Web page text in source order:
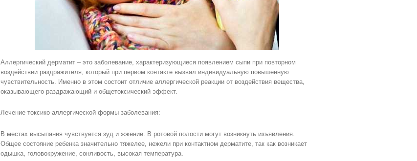
Аллергический дерматит – это заболевание, характеризующиеся появлением сыпи при повторном
воздействии раздражителя, который при первом контакте вызвал индивидуальную повышенную
чувствительность. Именно в этом состоит отличие аллергической реакции от воздействия вещества,
оказывающего раздражающий и общетоксический эффект.
Лечение токсико-аллергической формы заболевания:
В местах высыпания чувствуется зуд и жжение. В ротовой полости могут возникнуть изъявления.
Общее состояние ребенка значительно тяжелее, нежели при контактном дерматите, так как возникает
одышка, головокружение, сонливость, высокая температура.